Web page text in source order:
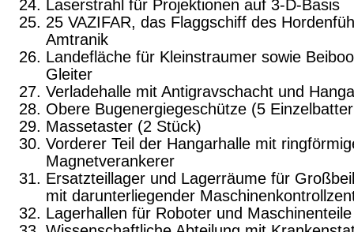
Laserstrahl für Projektionen auf 3-D-Basis
25 VAZIFAR, das Flaggschiff des
Amtranik
Landefläche für Kleinstraumer sowie
Gleiter
Verladehalle mit Antigravschacht und
Obere Bugenergiegeschütze (5
Massetaster (2 Stück)
Vorderer Teil der Hangarhalle mit
Magnetverankerer
Ersatzteillager und Lagerräume für
mit darunterliegender
Lagerhallen für Roboter und Maschinenteile